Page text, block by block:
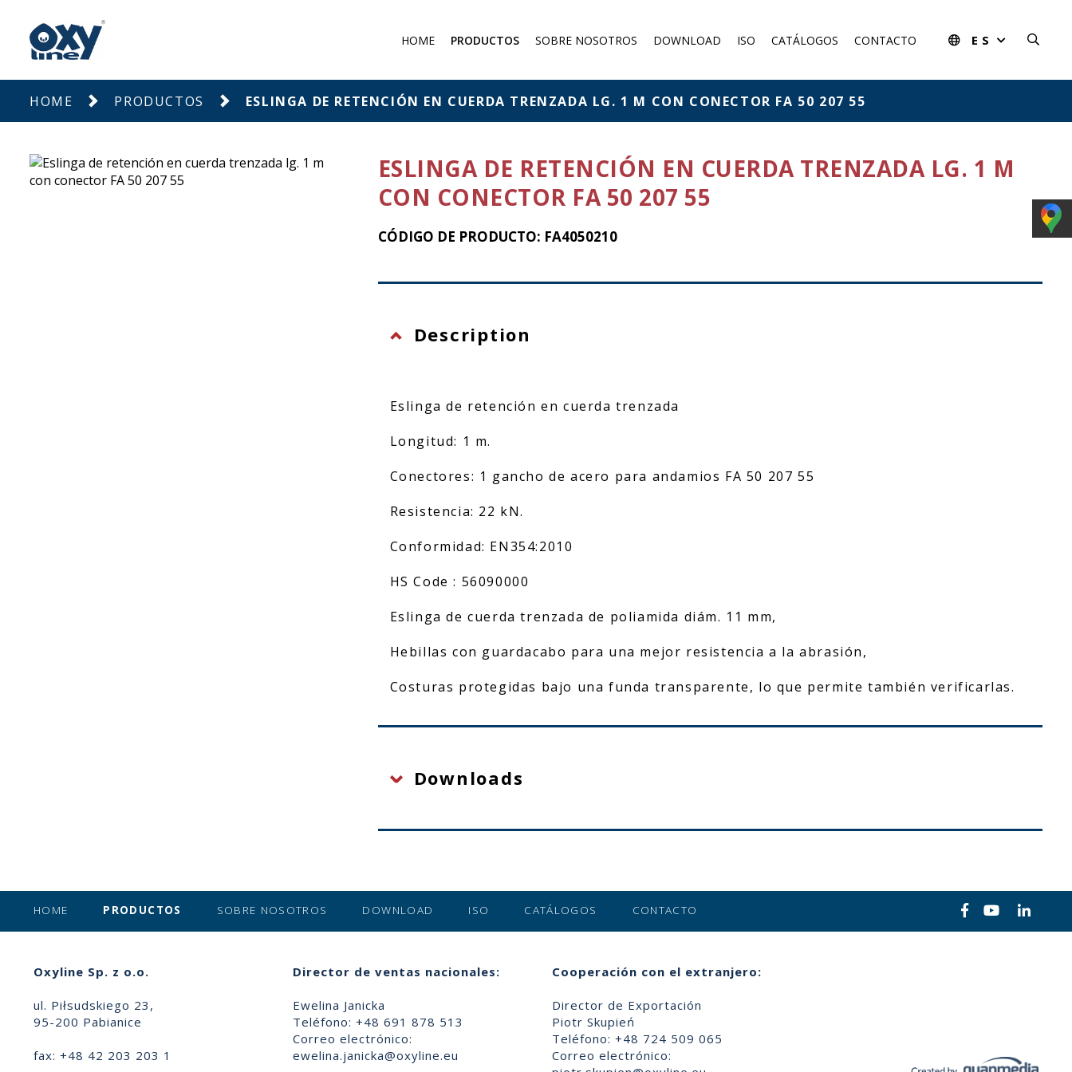
ES
HOME PRODUCTOS
Máscara de gas
Protection against falling from
a height
SOBRE NOSOTROS DOWNLOAD ISO CATÁLOGOS CONTACTO
HOME PRODUCTOS ESLINGA DE RETENCIÓN EN CUERDA TRENZADA LG. 1 M CON CONECTOR FA 50 207 55
ESLINGA DE RETENCIÓN EN CUERDA TRENZADA LG. 1 M
CON CONECTOR FA 50 207 55
CÓDIGO DE PRODUCTO: FA4050210
Description
Eslinga de retención en cuerda trenzada
Longitud: 1 m.
Conectores: 1 gancho de acero para andamios FA 50 207 55
Resistencia: 22 kN.
Conformidad: EN354:2010
HS Code : 56090000
Eslinga de cuerda trenzada de poliamida diám. 11 mm,
Hebillas con guardacabo para una mejor resistencia a la abrasión,
Costuras protegidas bajo una funda transparente, lo que permite también verificarlas.
Downloads
HOME PRODUCTOS SOBRE NOSOTROS DOWNLOAD ISO CATÁLOGOS CONTACTO
Oxyline Sp. z o.o.
ul. Piłsudskiego 23,
95-200 Pabianice
fax: +48 42 203 203 1
Director de ventas nacionales:
Ewelina Janicka
Teléfono: +48 691 878 513
Correo electrónico:
ewelina.janicka@oxyline.eu
Cooperación con el extranjero:
Director de Exportación
Piotr Skupień
Teléfono: +48 724 509 065
Correo electrónico: